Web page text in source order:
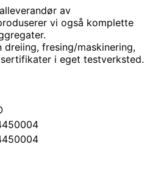
av
vi også komplette
fresing/maskinering,
i eget testverksted.